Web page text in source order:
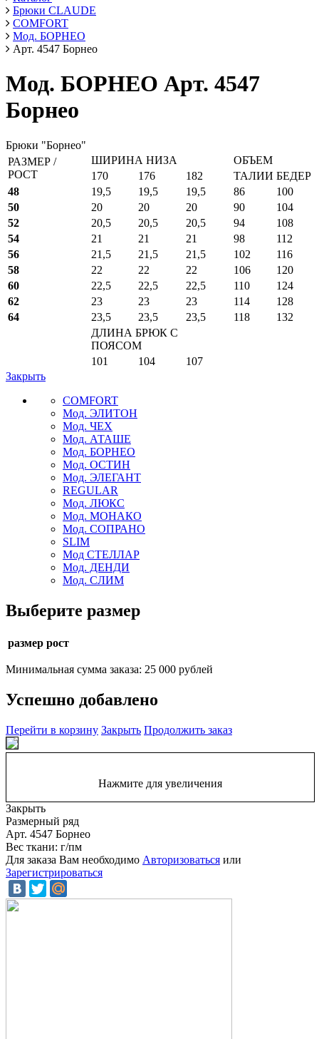
Брюки CLAUDE
COMFORT
Мод. БОРНЕО
Арт. 4547 Борнео
Мод. БОРНЕО Арт. 4547
Борнео
Брюки "Борнео"
РАЗМЕР /
РОСТ
ШИРИНА НИЗА
ОБЪЕМ
170
176 182 ТАЛИИ БЕДЕР
48
19,5 19,5 19,5 86
100
50
20 20 20 90
104
52
20,5 20,5 20,5 94
108
54
21 21 21 98
112
56
21,5 21,5 21,5 102
116
58
22 22 22 106
120
60
22,5 22,5 22,5 110
124
62
23 23 23 114
128
64
23,5 23,5 23,5 118
132
ДЛИНА БРЮК С
ПОЯСОМ
101
104
107
Закрыть
COMFORT
Мод. ЭЛИТОН
Мод. ЧЕХ
Мод. АТАШЕ
Мод. БОРНЕО
Мод. ОСТИН
Мод. ЭЛЕГАНТ
REGULAR
Мод. ЛЮКС
Мод. МОНАКО
Мод. СОПРАНО
SLIM
Мод СТЕЛЛАР
Мод. ДЕНДИ
Мод. СЛИМ
Выберите размер
размер рост
Минимальная сумма заказа: 25 000 рублей
Успешно добавлено
Перейти в корзину Закрыть Продолжить заказ
Нажмите для увеличения
Закрыть
Размерный ряд
Арт. 4547 Борнео
Вес ткани: г/пм
Для заказа Вам необходимо Авторизоваться или
Зарегистрироваться